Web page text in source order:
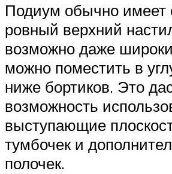
Подиум обычно имеет
ровный верхний
возможно даже
можно поместить в
ниже бортиков. Это
возможность
выступающие
тумбочек и
полочек.